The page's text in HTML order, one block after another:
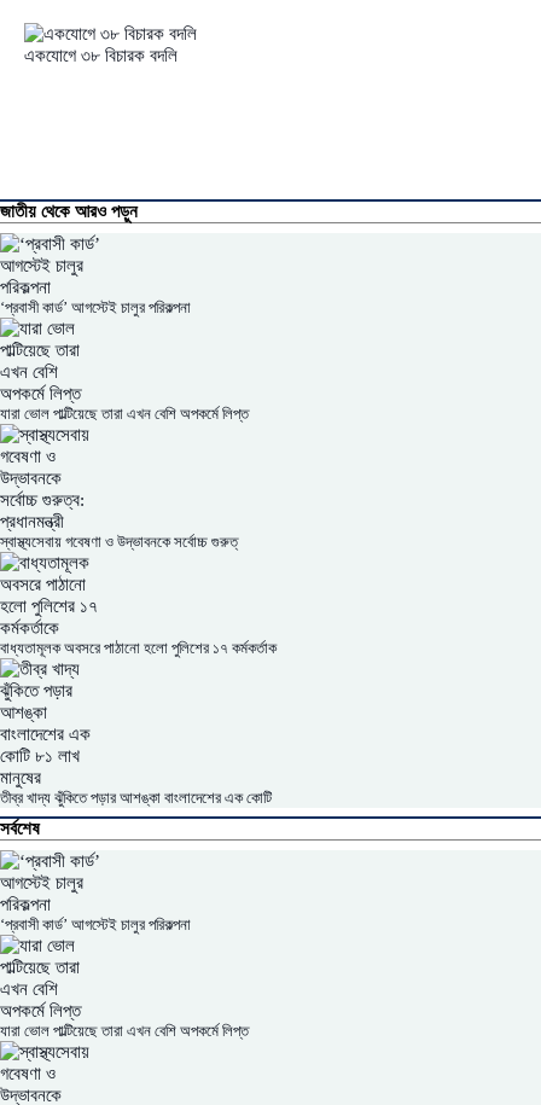
একযোগে ৩৮ বিচারক বদলি
জাতীয় থেকে আরও পড়ুন
‘প্রবাসী কার্ড’ আগস্টেই চালুর পরিকল্পনা
যারা ভোল পাল্টিয়েছে তারা এখন বেশি অপকর্মে লিপ্ত
স্বাস্থ্যসেবায় গবেষণা ও উদ্ভাবনকে সর্বোচ্চ গুরুত্
বাধ্যতামূলক অবসরে পাঠানো হলো পুলিশের ১৭ কর্মকর্তাক
তীব্র খাদ্য ঝুঁকিতে পড়ার আশঙ্কা বাংলাদেশের এক কোটি
সর্বশেষ
‘প্রবাসী কার্ড’ আগস্টেই চালুর পরিকল্পনা
যারা ভোল পাল্টিয়েছে তারা এখন বেশি অপকর্মে লিপ্ত